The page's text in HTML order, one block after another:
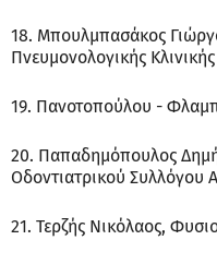
18. Μπουλμπασάκος
Πνευμονολογικής
19. Πανοτοπούλου -
20. Παπαδημόπουλος
Οδοντιατρικού Συλλόγου
21. Τερζής Νικόλαος,